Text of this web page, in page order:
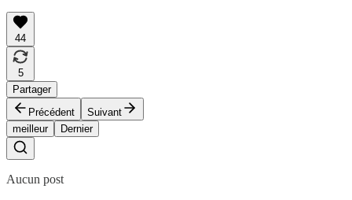
44
5
Partager
Précédent
Suivant
meilleur
Dernier
Aucun post